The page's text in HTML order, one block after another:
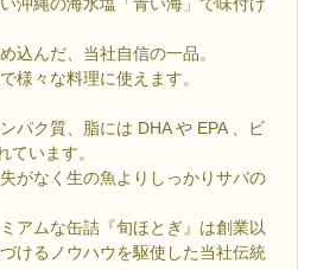
込んだ、当社自信の一品。
様々な料理に使えます。
パク質、脂には DHA や EPA 、ビ
ています。
がなく生の魚よりしっかりサバの
アムな缶詰『旬ほとぎ』は創業以
けるノウハウを駆使した当社伝統